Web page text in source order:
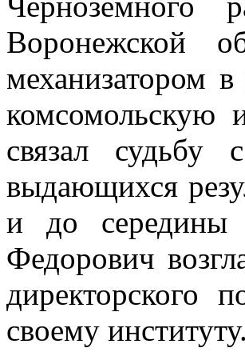
Воронежской
механизатором
комсомольскую
связал судьбу
выдающихся
и до середины
Федорович
директорского
своему институту.